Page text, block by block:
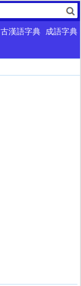
古漢語字典
成語字典